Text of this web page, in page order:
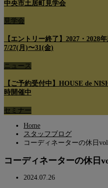
中央市土居町見学会
見学会
【エントリー終了】2027・2028
7/27(月)〜31(金)
ニュース
【ご予約受付中】HOUSE de
時開催中
セミナー
Home
スタッフブログ
コーディネーターの休日
コーディネーターの休日
2024.07.26